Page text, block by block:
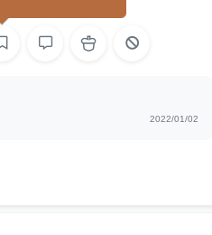
2022/01/02